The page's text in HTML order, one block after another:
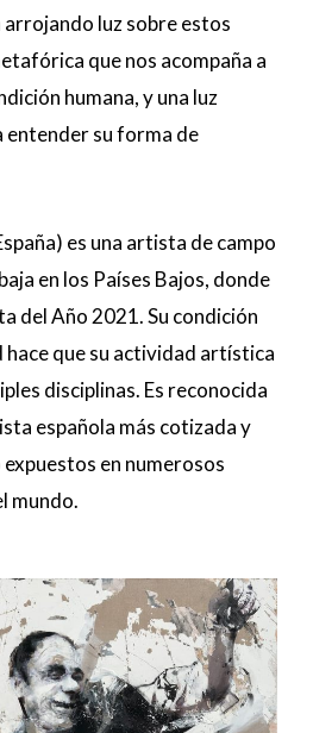
arrojando luz sobre estos
que nos acompaña a
humana, y una luz
entender su forma de
es una artista de campo
en los Países Bajos, donde
del Año 2021. Su condición
que su actividad artística
disciplinas. Es reconocida
española más cotizada y
en numerosos
mundo.